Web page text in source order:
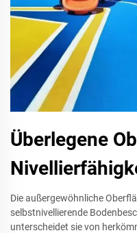
Überlegene
Die außergewöhnliche
selbstnivellierende
unterscheidet sie von